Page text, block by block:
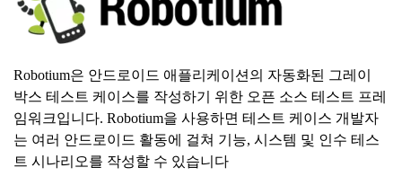
Robotium은 안드로이드 애플리케이션의 자동화된 그레이
박스 테스트 케이스를 작성하기 위한 오픈 소스 테스트 프레
임워크입니다. Robotium을 사용하면 테스트 케이스 개발자
는 여러 안드로이드 활동에 걸쳐 기능, 시스템 및 인수 테스
트 시나리오를 작성할 수 있습니다